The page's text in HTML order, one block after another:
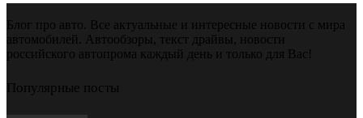
Блог про авто. Все актуальные и интересные новости с мира
автомобилей. Автообзоры, текст драйвы, новости
российского автопрома каждый день и только для Вас!
Популярные посты